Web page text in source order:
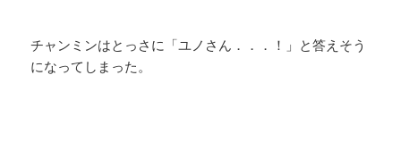
チャンミンはとっさに「ユノさん．．．！」と答えそう
になってしまった。